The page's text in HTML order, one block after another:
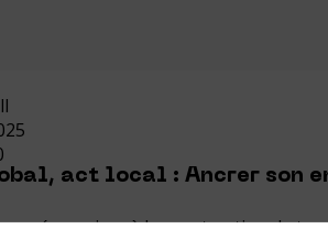
act local : Ancrer son